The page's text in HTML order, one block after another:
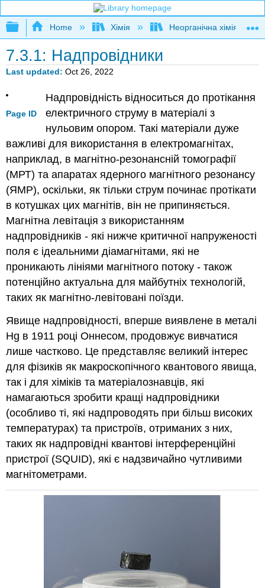
Expand/collapse global hierarchy
Home Хімія Неорганічна хімія
7.3.1: Надпровідники
Last updated Oct 26, 2022
Page ID
Надпровідність відноситься до протікання
електричного струму в матеріалі з
нульовим опором. Такі матеріали дуже
важливі для використання в електромагнітах,
наприклад, в магнітно-резонансній томографії
(МРТ) та апаратах ядерного магнітного резонансу
(ЯМР), оскільки, як тільки струм починає протікати
в котушках цих магнітів, він не припиняється.
Магнітна левітація з використанням
надпровідників - які нижче критичної напруженості
поля є ідеальними діамагнітами, які не
проникають лініями магнітного потоку - також
потенційно актуальна для майбутніх технологій,
таких як магнітно-левітовані поїзди.
Явище надпровідності, вперше виявлене в металі
Hg в 1911 році Оннесом, продовжує вивчатися
лише частково. Це представляє великий інтерес
для фізиків як макроскопічного квантового явища,
так і для хіміків та матеріалознавців, які
намагаються зробити кращі надпровідники
(особливо ті, які надпроводять при більш високих
температурах) та пристроїв, отриманих з них,
таких як надпровідні квантові інтерференційні
пристрої (SQUID), які є надзвичайно чутливими
магнітометрами.